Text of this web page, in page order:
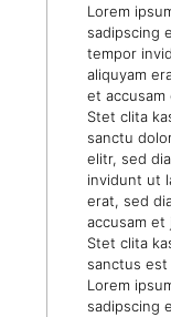
Lorem
sadipscing
tempor
aliquyam
et
Stet clita
sanctu
elitr, sed
invidunt ut
erat, sed
accusam
Stet clita
sanctus est
Lorem
sadipscing